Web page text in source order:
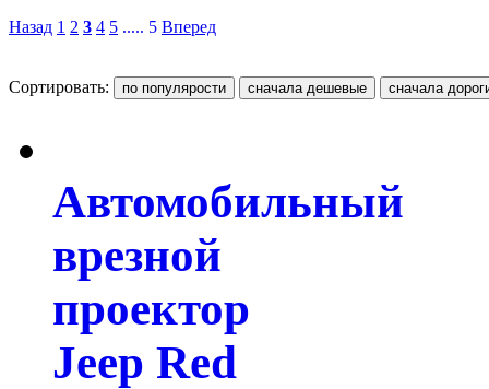
Назад 1 2 3 4 5 ..... 5 Вперед
Сортировать:
Автомобильный
врезной
проектор
Jeep Red